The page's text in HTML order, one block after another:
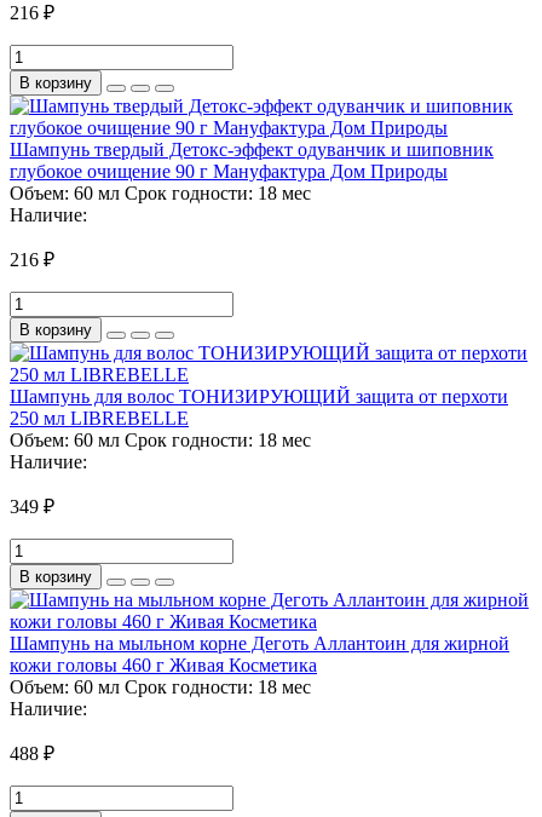
216 ₽
В корзину
Шампунь твердый Детокс-эффект одуванчик и шиповник
глубокое очищение 90 г Мануфактура Дом Природы
Объем: 60 мл Срок годности: 18 мес
Наличие:
216 ₽
В корзину
Шампунь для волос ТОНИЗИРУЮЩИЙ защита от перхоти
250 мл LIBREBELLE
Объем: 60 мл Срок годности: 18 мес
Наличие:
349 ₽
В корзину
Шампунь на мыльном корне Деготь Аллантоин для жирной
кожи головы 460 г Живая Косметика
Объем: 60 мл Срок годности: 18 мес
Наличие:
488 ₽